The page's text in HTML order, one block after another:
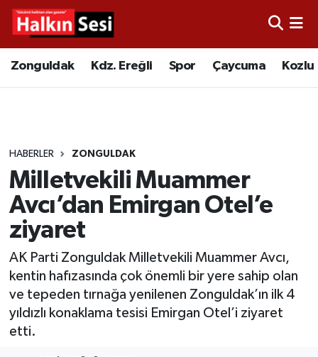
Zonguldak Kdz. Ereğli Spor Çaycuma Kozlu
HABERLER ZONGULDAK
Milletvekili Muammer
Avcı’dan Emirgan Otel’e
ziyaret
AK Parti Zonguldak Milletvekili Muammer Avcı,
kentin hafızasında çok önemli bir yere sahip olan
ve tepeden tırnağa yenilenen Zonguldak’ın ilk 4
yıldızlı konaklama tesisi Emirgan Otel’i ziyaret
etti.
Video
Çaycuma
Alaplı
Asayiş
Bartın
Karabük
Merkez Hava Durumu
Tüm Manşetler
Son Dakika Haberleri
Haber Arşivi